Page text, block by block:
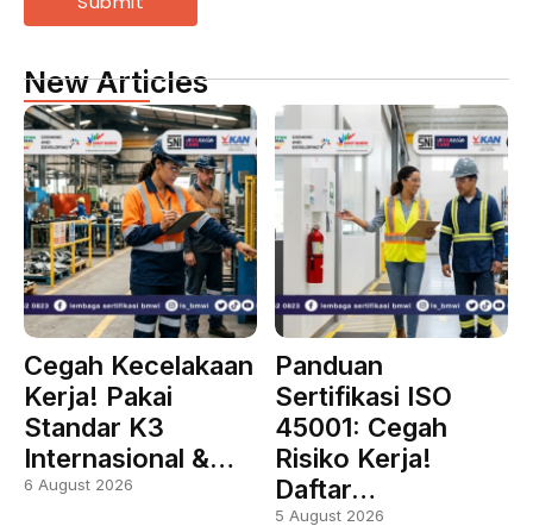
New Articles
Cegah Kecelakaan
Kerja! Pakai
Standar K3
Internasional &…
6 August 2026
Panduan
Sertifikasi ISO
45001: Cegah
Risiko Kerja!
Daftar…
5 August 2026